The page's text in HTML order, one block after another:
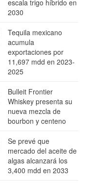
escala trigo híbrido en
2030
Tequila mexicano
acumula
exportaciones por
11,697 mdd en 2023-
2025
Bulleit Frontier
Whiskey presenta su
nueva mezcla de
bourbon y centeno
Se prevé que
mercado del aceite de
algas alcanzará los
3,400 mdd en 2033